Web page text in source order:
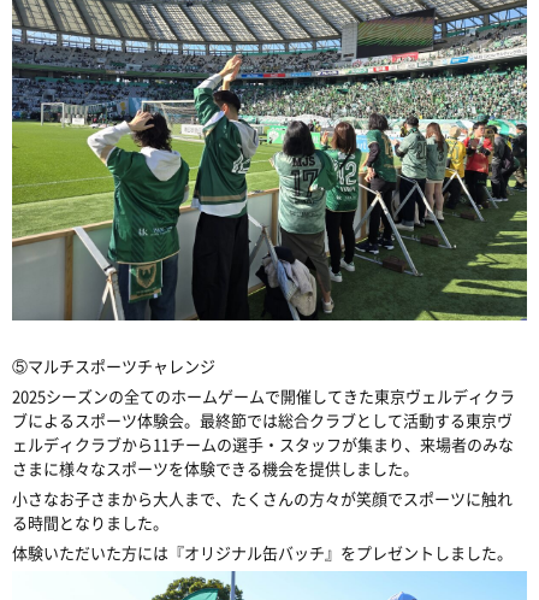
⑤マルチスポーツチャレンジ
2025シーズンの全てのホームゲームで開催してきた東京ヴェルディクラ
ブによるスポーツ体験会。最終節では総合クラブとして活動する東京ヴ
ェルディクラブから11チームの選手・スタッフが集まり、来場者のみな
さまに様々なスポーツを体験できる機会を提供しました。
小さなお子さまから大人まで、たくさんの方々が笑顔でスポーツに触れ
る時間となりました。
体験いただいた方には『オリジナル缶バッチ』をプレゼントしました。